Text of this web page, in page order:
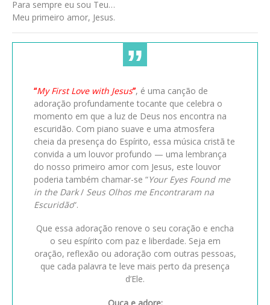
Para sempre eu sou Teu…
Meu primeiro amor, Jesus.
“My First Love with Jesus”, é uma canção de
adoração profundamente tocante que celebra o
momento em que a luz de Deus nos encontra na
escuridão. Com piano suave e uma atmosfera
cheia da presença do Espírito, essa música cristã te
convida a um louvor profundo — uma lembrança
do nosso primeiro amor com Jesus, este louvor
poderia também chamar-se “Your Eyes Found me
in the Dark/ Seus Olhos me Encontraram na
Escuridão“.
Que essa adoração renove o seu coração e encha
o seu espírito com paz e liberdade. Seja em
oração, reflexão ou adoração com outras pessoas,
que cada palavra te leve mais perto da presença
d’Ele.